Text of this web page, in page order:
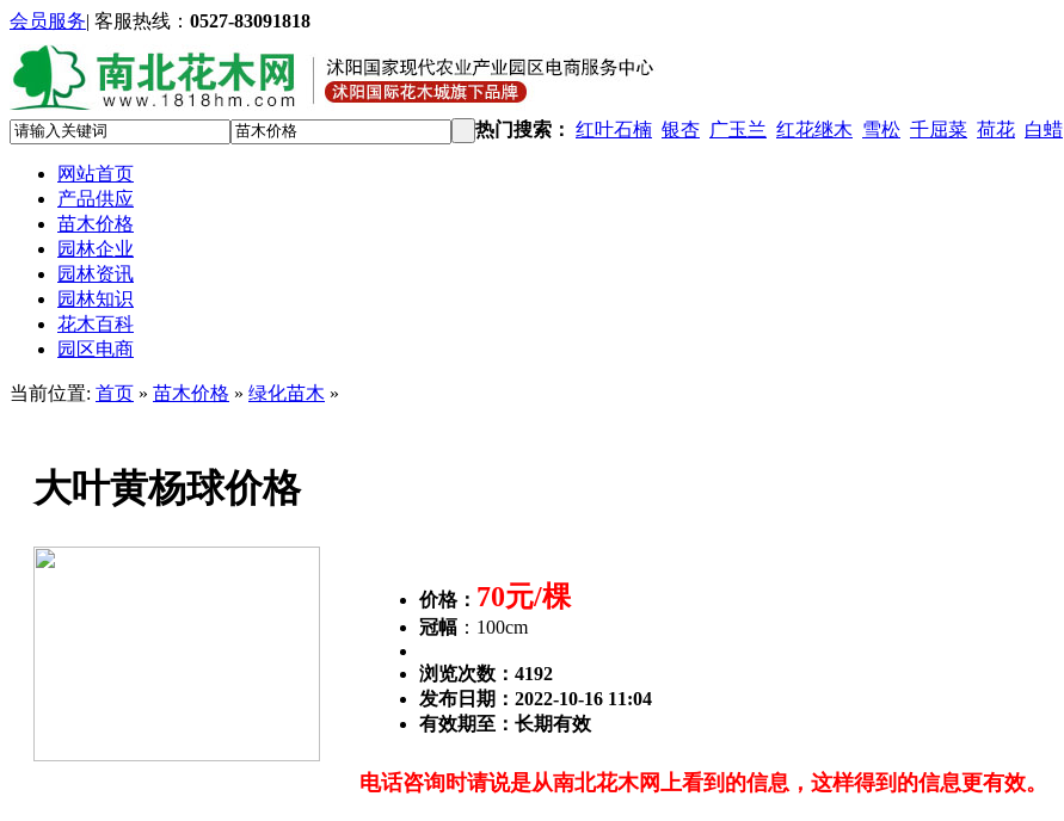
会员服务| 客服热线： 0527-83091818
热门搜索： 红叶石楠 银杏 广玉兰 红花继木 雪松 千屈菜 荷花 白蜡
网站首页
产品供应
苗木价格
园林企业
园林资讯
园林知识
花木百科
园区电商
当前位置: 首页 » 苗木价格 » 绿化苗木 »
大叶黄杨球价格
价格： 70元/棵
冠幅 ：100cm
浏览次数： 4192
发布日期：2022-10-16 11:04
有效期至：长期有效
电话咨询时请说是从南北花木网上看到的信息，这样得到的信息更有效。